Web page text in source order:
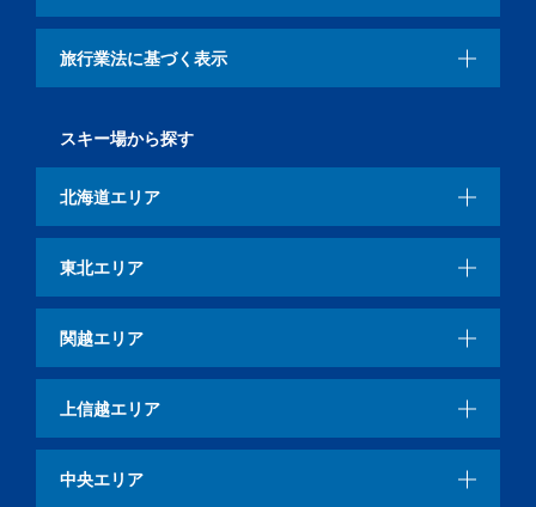
旅行業法に基づく表示
スキー場から探す
北海道エリア
東北エリア
関越エリア
上信越エリア
中央エリア